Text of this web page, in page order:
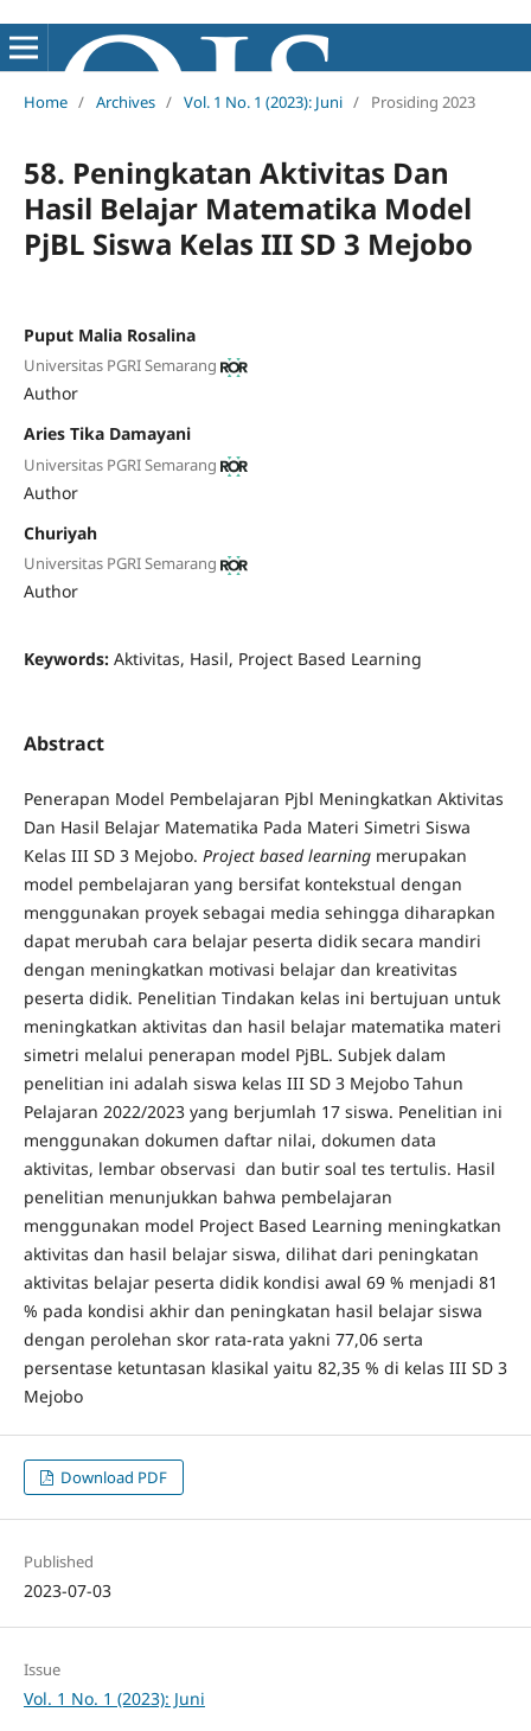
Home / Archives / Vol. 1 No. 1 (2023): Juni / Prosiding 2023
58. Peningkatan Aktivitas Dan
Hasil Belajar Matematika Model
PjBL Siswa Kelas III SD 3 Mejobo
Puput Malia Rosalina
Universitas PGRI Semarang
Author
Aries Tika Damayani
Universitas PGRI Semarang
Author
Churiyah
Universitas PGRI Semarang
Author
Keywords: Aktivitas, Hasil, Project Based Learning
Abstract
Penerapan Model Pembelajaran Pjbl Meningkatkan Aktivitas
Dan Hasil Belajar Matematika Pada Materi Simetri Siswa
Kelas III SD 3 Mejobo. Project based learningmerupakan
model pembelajaran yang bersifat kontekstual dengan
menggunakan proyek sebagai media sehingga diharapkan
dapat merubah cara belajar peserta didik secara mandiri
dengan meningkatkan motivasi belajar dan kreativitas
peserta didik. Penelitian Tindakan kelas ini bertujuan untuk
meningkatkan aktivitas dan hasil belajar matematika materi
simetri melalui penerapan model PjBL. Subjek dalam
penelitian ini adalah siswa kelas III SD 3 Mejobo Tahun
Pelajaran 2022/2023 yang berjumlah 17 siswa. Penelitian ini
menggunakan dokumen daftar nilai, dokumen data
aktivitas, lembar observasi dan butir soal tes tertulis. Hasil
penelitian menunjukkan bahwa pembelajaran
menggunakan model Project Based Learning meningkatkan
aktivitas dan hasil belajar siswa, dilihat dari peningkatan
aktivitas belajar peserta didik kondisi awal 69 % menjadi 81
% pada kondisi akhir dan peningkatan hasil belajar siswa
dengan perolehan skor rata-rata yakni 77,06 serta
persentase ketuntasan klasikal yaitu 82,35 % di kelas III SD 3
Mejobo
Download PDF
Published
2023-07-03
Issue
Vol. 1 No. 1 (2023): Juni